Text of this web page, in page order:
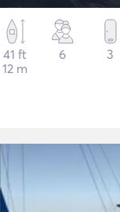
41 ft
12 m
6 3